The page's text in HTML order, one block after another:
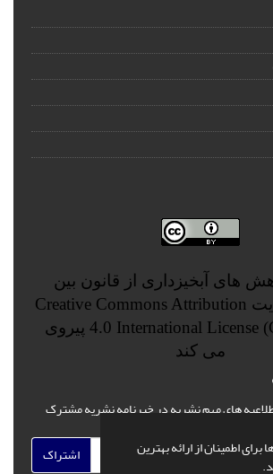
اطمینان از ارائه بهترین
های آبخیزداری از قانون بین
Creative Commons Attribution
4.0 International License پیروی
می کند
های مهم نشریه در خبرنامه نشریه مشترک
اشتراک